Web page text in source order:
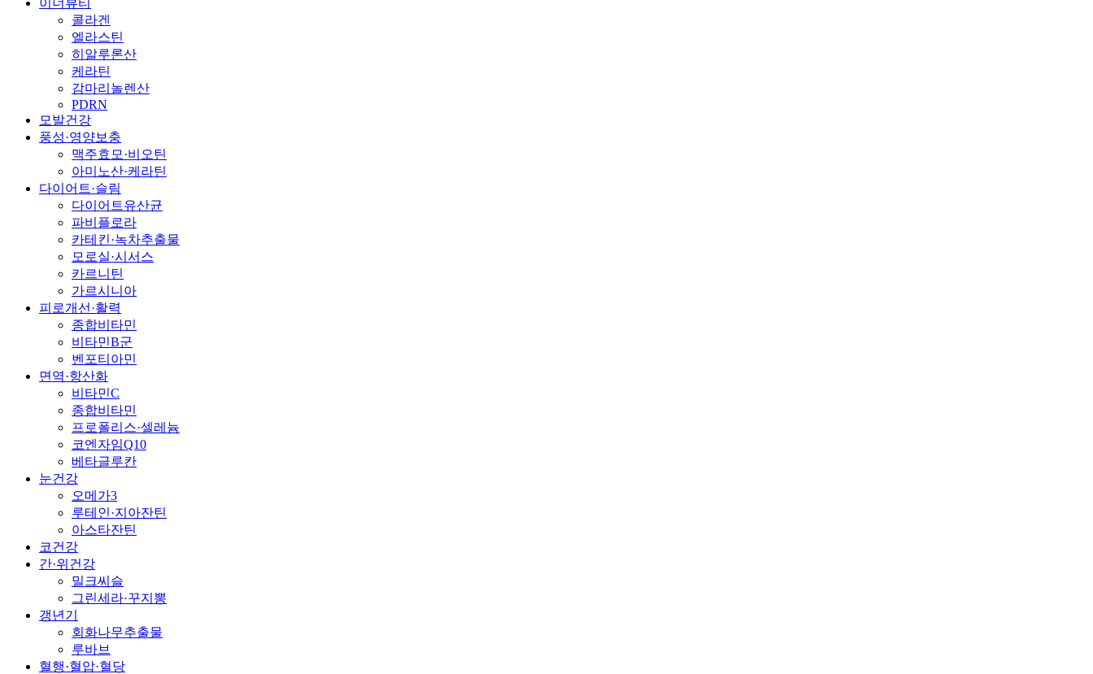
이너뷰티
콜라겐
엘라스틴
히알루론산
케라틴
감마리놀렌산
PDRN
모발건강
풍성·영양보충
맥주효모·비오틴
아미노산·케라틴
다이어트·슬림
다이어트유산균
파비플로라
카테킨·녹차추출물
모로실·시서스
카르니틴
가르시니아
피로개선·활력
종합비타민
비타민B군
벤포티아민
면역·항산화
비타민C
종합비타민
프로폴리스·셀레늄
코엔자임Q10
베타글루칸
눈건강
오메가3
루테인·지아잔틴
아스타잔틴
코건강
간·위건강
밀크씨슬
그린세라·꾸지뽕
갱년기
회화나무추출물
루바브
혈행·혈압·혈당